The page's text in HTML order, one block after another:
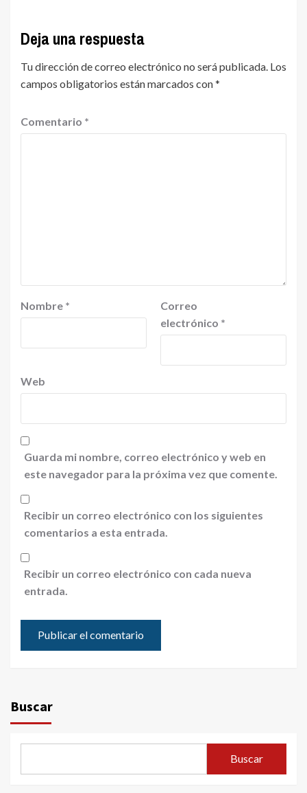
Deja una respuesta
Tu dirección de correo electrónico no será publicada. Los
campos obligatorios están marcados con*
Comentario *
Nombre *
Correo
electrónico *
Web
Guarda mi nombre, correo electrónico y web en
este navegador para la próxima vez que comente.
Recibir un correo electrónico con los siguientes
comentarios a esta entrada.
Recibir un correo electrónico con cada nueva
entrada.
Buscar
Buscar